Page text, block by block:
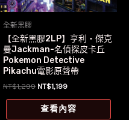
全新黑膠
【全新黑膠2LP】亨利‧傑克
曼Jackman-名偵探皮卡丘
Pokemon Detective
Pikachu電影原聲帶
NT$1,299 原
價
格：
NT$1,199目
價
格：
查看內容